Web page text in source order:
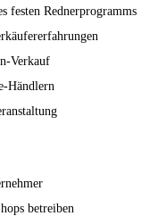
festen Rednerprogramms
Verkauf
Händlern
betreiben